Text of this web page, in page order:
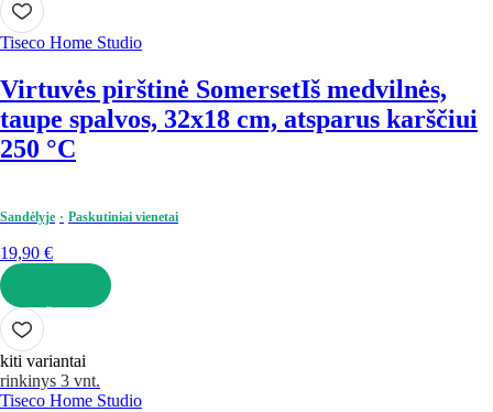
Tiseco Home Studio
Virtuvės pirštinė SomersetIš medvilnės,
taupe spalvos, 32x18 cm, atsparus karščiui
250 °C
Sandėlyje Paskutiniai vienetai
19,90 €
Į KREPŠELĮ
kiti variantai
rinkinys 3 vnt.
Tiseco Home Studio